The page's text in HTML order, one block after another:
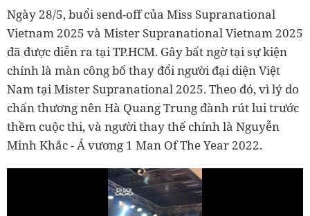
Ngày 28/5, buổi send-off của Miss Supranational
Vietnam 2025 và Mister Supranational Vietnam 2025
đã được diễn ra tại TP.HCM. Gây bất ngờ tại sự kiện
chính là màn công bố thay đổi người đại diện Việt
Nam tại Mister Supranational 2025. Theo đó, vì lý do
chấn thương nên Hà Quang Trung đành rút lui trước
thềm cuộc thi, và người thay thế chính là Nguyễn
Minh Khắc - Á vương 1 Man Of The Year 2022.